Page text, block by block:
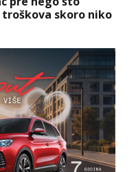
skoro niko